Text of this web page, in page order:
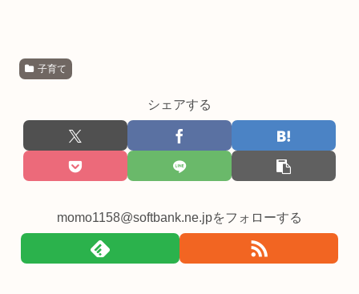
子育て
シェアする
momo1158@softbank.ne.jpをフォローする